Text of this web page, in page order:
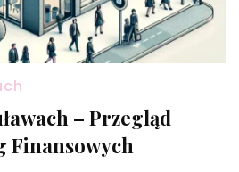
– Przegląd
Finansowych